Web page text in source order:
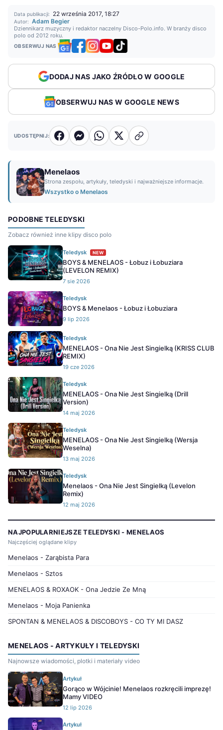
Data publikacji: 22 września 2017, 18:27
Autor: Adam Begier
Dziennikarz muzyczny i redaktor naczelny Disco-Polo.info. W branży disco
polo od 2012 roku.
OBSERWUJ NAS
DODAJ NAS JAKO ŹRÓDŁO W GOOGLE
OBSERWUJ NAS W GOOGLE NEWS
UDOSTĘPNIJ:
Menelaos
Strona zespołu, artykuły, teledyski i najważniejsze informacje.
Wszystko o Menelaos
PODOBNE TELEDYSKI
Zobacz również inne klipy disco polo
Teledysk NEW
BOYS & MENELAOS - Łobuz i Łobuziara
(LEVELON REMIX)
7 sie 2026
Teledysk
BOYS & Menelaos - Łobuz i Łobuziara
9 lip 2026
Teledysk
MENELAOS - Ona Nie Jest Singielką (KRISS CLUB
REMIX)
19 cze 2026
Teledysk
MENELAOS - Ona Nie Jest Singielką (Drill
Version)
14 maj 2026
Teledysk
MENELAOS - Ona Nie Jest Singielką (Wersja
Weselna)
13 maj 2026
Teledysk
Menelaos - Ona Nie Jest Singielką (Levelon
Remix)
12 maj 2026
NAJPOPULARNIEJSZE TELEDYSKI - MENELAOS
Najczęściej oglądane klipy
Menelaos - Zarąbista Para
Menelaos - Sztos
MENELAOS & ROXAOK - Ona Jedzie Ze Mną
Menelaos - Moja Panienka
SPONTAN & MENELAOS & DISCOBOYS - CO TY MI DASZ
MENELAOS - ARTYKUŁY I TELEDYSKI
Najnowsze wiadomości, plotki i materiały video
Artykuł
Gorąco w Wójcinie! Menelaos rozkręcili imprezę!
Mamy VIDEO
12 lip 2026
Artykuł